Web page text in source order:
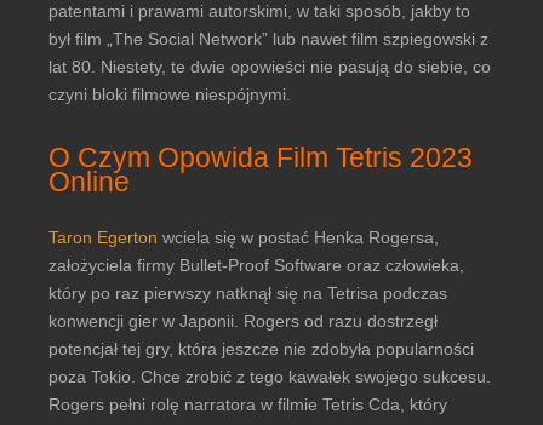
patentami i prawami autorskimi, w taki sposób, jakby to
był film „The Social Network” lub nawet film szpiegowski z
lat 80. Niestety, te dwie opowieści nie pasują do siebie, co
czyni bloki filmowe niespójnymi.
O Czym Opowida Film Tetris 2023
Online
Taron Egerton wciela się w postać Henka Rogersa,
założyciela firmy Bullet-Proof Software oraz człowieka,
który po raz pierwszy natknął się na Tetrisa podczas
konwencji gier w Japonii. Rogers od razu dostrzegł
potencjał tej gry, która jeszcze nie zdobyła popularności
poza Tokio. Chce zrobić z tego kawałek swojego sukcesu.
Rogers pełni rolę narratora w filmie Tetris Cda, który